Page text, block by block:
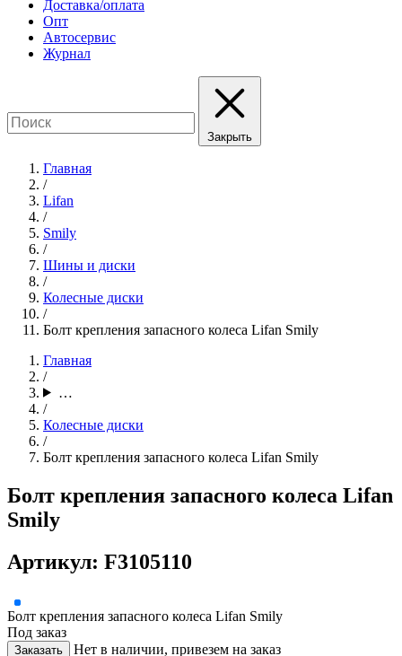
Доставка/оплата
Опт
Автосервис
Журнал
Закрыть
Главная
/
Lifan
/
Smily
/
Шины и диски
/
Колесные диски
/
Болт крепления запасного колеса Lifan Smily
Главная
/
…
/
Колесные диски
/
Болт крепления запасного колеса Lifan Smily
Болт крепления запасного колеса Lifan
Smily
Артикул: F3105110
Болт крепления запасного колеса Lifan Smily
Под заказ
Заказать Нет в наличии, привезем на заказ